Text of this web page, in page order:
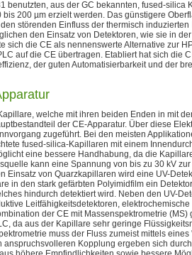
benutzten, aus der GC bekannten, fused-silica
bis 200 µm erzielt werden. Das günstigere
störenden Einfluss der thermisch induzierten
den Einsatz von Detektoren, wie sie in
sich die CE als nennenswerte Alternative zur
auf die CE übertragen. Etabliert hat sich die
der guten Automatisierbarkeit und der
welche mit ihren beiden Enden in mit
der CE-Apparatur. Über diese
zugeführt. Bei den meisten
fused-silica-Kapillaren mit einem
eine bessere Handhabung, da die
kann eine Spannung von bis zu 30 kV
Einsatz von Quarzkapillaren wird eine UV-
in den stark gefärbten Polyimidfilm ein
hindurch detektiert wird. Neben den UV-
Leitfähigkeitsdetektoren,
der CE mit Massenspektrometrie (MS)
da aus der Kapillare sehr geringe
muss der Fluss zumeist mittels
anspruchsvolleren Kopplung ergeben sich